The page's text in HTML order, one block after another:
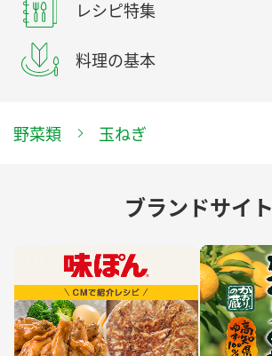
レシピ特集
料理の基本
野菜類 玉ねぎ
ブランドサイト